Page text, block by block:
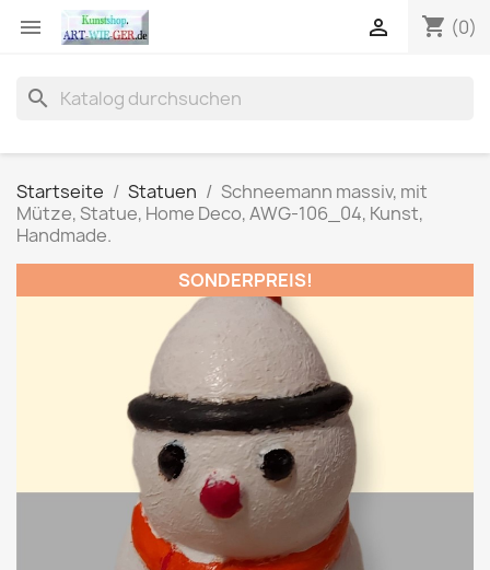
 shopping_cart (0)

search
Startseite Statuen
Schneemann massiv, mit
Mütze, Statue, Home Deco, AWG-106_04, Kunst,
Handmade.
SONDERPREIS!